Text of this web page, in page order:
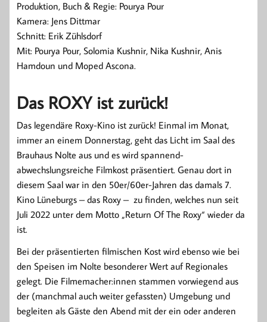
Produktion, Buch & Regie: Pourya Pour
Kamera: Jens Dittmar
Schnitt: Erik Zühlsdorf
Mit: Pourya Pour, Solomia Kushnir, Nika Kushnir, Anis
Hamdoun und Moped Ascona.
Das ROXY ist zurück!
Das legendäre Roxy-Kino ist zurück! Einmal im Monat,
immer an einem Donnerstag, geht das Licht im Saal des
Brauhaus Nolte aus und es wird spannend-
abwechslungsreiche Filmkost präsentiert. Genau dort in
diesem Saal war in den 50er/60er-Jahren das damals 7.
Kino Lüneburgs – das Roxy – zu finden, welches nun seit
Juli 2022 unter dem Motto „Return Of The Roxy“ wieder da
ist.
Bei der präsentierten filmischen Kost wird ebenso wie bei
den Speisen im Nolte besonderer Wert auf Regionales
gelegt. Die Filmemacher:innen stammen vorwiegend aus
der (manchmal auch weiter gefassten) Umgebung und
begleiten als Gäste den Abend mit der ein oder anderen